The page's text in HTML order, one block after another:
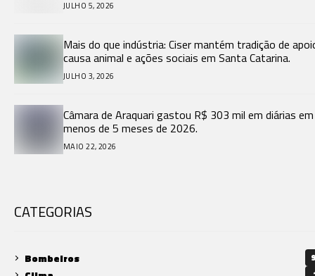
JULHO 5, 2026
Mais do que indústria: Ciser mantém tradição de
causa animal e ações sociais em Santa Catarina.
JULHO 3, 2026
Câmara de Araquari gastou R$ 303 mil em diárias em
menos de 5 meses de 2026.
MAIO 22, 2026
CATEGORIAS
Bombeiros